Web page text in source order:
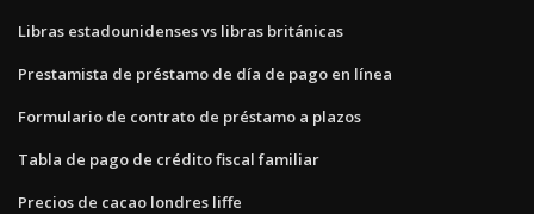
Libras estadounidenses vs libras británicas
Prestamista de préstamo de día de pago en línea
Formulario de contrato de préstamo a plazos
Tabla de pago de crédito fiscal familiar
Precios de cacao londres liffe